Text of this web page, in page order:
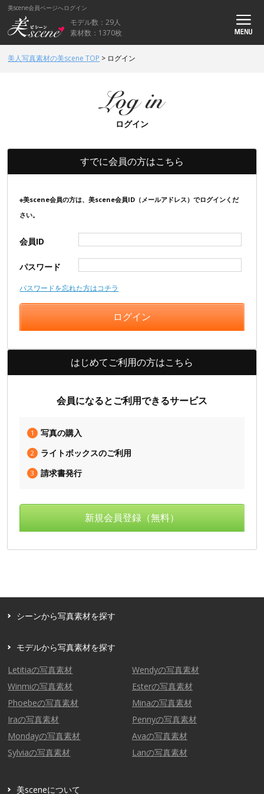
美scene会員ページへログイン
モデル数：29人
素材数：1370枚
美人写真素材の美scene TOP > ログイン
ログイン
すでに会員の方はこちら
※美scene会員の方は、美scene会員ID（メールアドレス）でログインくだ
さい。
会員ID
パスワード
パスワードを忘れた方はコチラ
はじめてご利用の方はこちら
会員になるとご利用できるサービス
1 写真の購入
2 ライトボックスのご利用
3 請求書発行
新規会員登録（無料）
シーンから写真素材を探す
モデルから写真素材を探す
Letitiaの写真素材
Wendyの写真素材
Winmiの写真素材
Esterの写真素材
Phoebeの写真素材
Minaの写真素材
Iraの写真素材
Pennyの写真素材
Mondayの写真素材
Avaの写真素材
Sylviaの写真素材
Lanの写真素材
美sceneについて